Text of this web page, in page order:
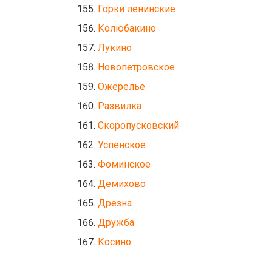
Горки ленинские
Колюбакино
Лукино
Новопетровское
Ожерелье
Развилка
Скоропусковский
Успенское
Фоминское
Демихово
Дрезна
Дружба
Косино